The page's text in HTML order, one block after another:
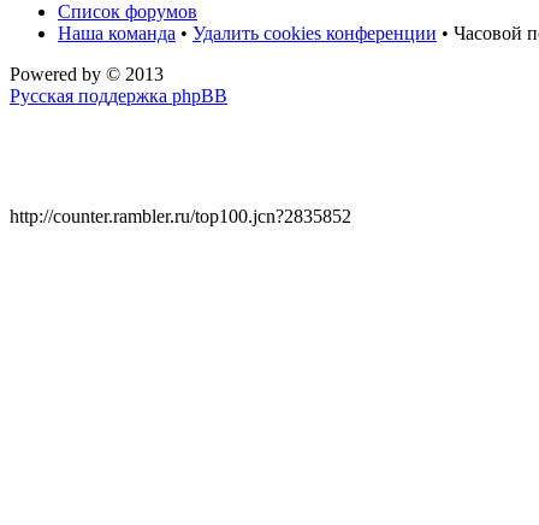
Список форумов
Наша команда • Удалить cookies конференции • Часовой
Powered by © 2013
Русская поддержка phpBB
http://counter.rambler.ru/top100.jcn?2835852